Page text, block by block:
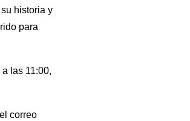
historia y
para
a las 11:00,
correo